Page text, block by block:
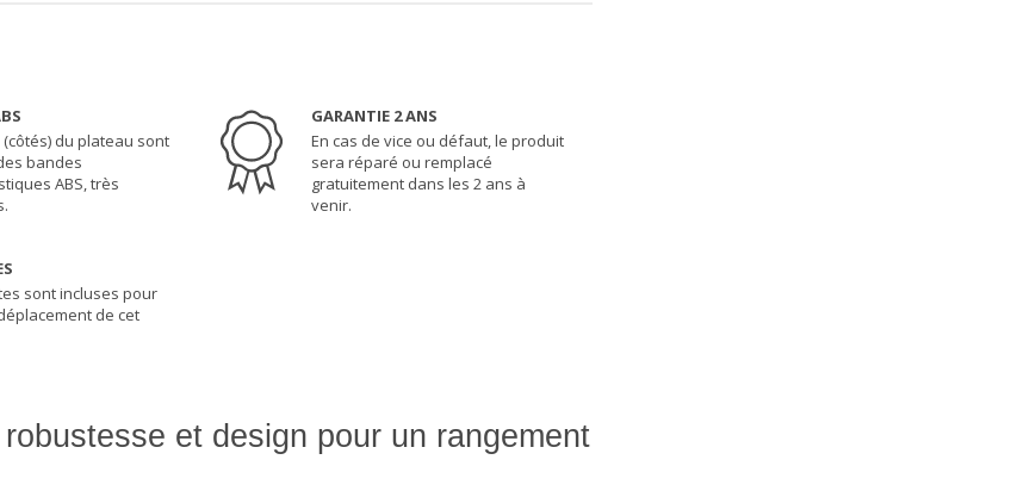
du plateau sont
bandes
ABS, très
GARANTIE 2 ANS
En cas de vice ou défaut, le produit
sera réparé ou remplacé
gratuitement dans les 2 ans à
venir.
sont incluses pour
de cet
et design pour un rangement